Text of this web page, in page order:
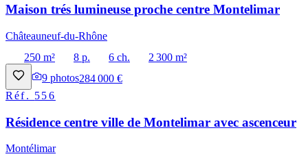
Maison trés lumineuse proche centre Montelimar
Châteauneuf-du-Rhône
250 m²
8 p. 6 ch.
2 300 m²
9 photos284 000 €
Réf. 556
Résidence centre ville de Montelimar avec ascenceur
Montélimar